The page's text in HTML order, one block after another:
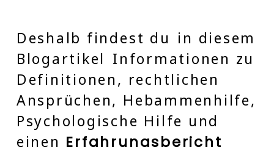
Deshalb findest du in diesem
Blogartikel Informationen zu
Definitionen, rechtlichen
Ansprüchen, Hebammenhilfe,
Psychologische Hilfe und
einen Erfahrungsbericht